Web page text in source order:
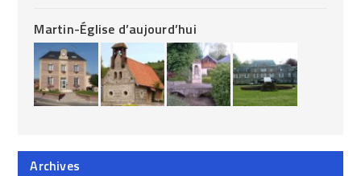
Martin-Église d’aujourd’hui
Archives